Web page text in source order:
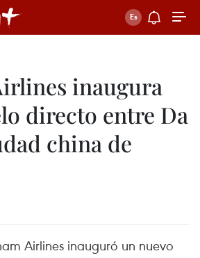
inaugura
directo entre Da
china de
Airlines inauguró un nuevo